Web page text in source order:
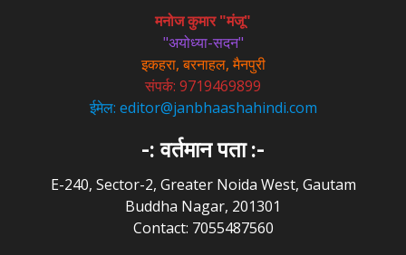
मनोज कुमार "मंजू"
"अयोध्या-सदन"
इकहरा, बरनाहल, मैनपुरी
संपर्क: 9719469899
ईमेल: editor@janbhaashahindi.com
-: वर्तमान पता :-
E-240, Sector-2, Greater Noida West, Gautam
Buddha Nagar, 201301
Contact: 7055487560